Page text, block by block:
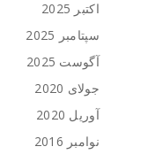
اکتبر 2025
سپتامبر 2025
آگوست 2025
جولای 2020
آوریل 2020
نوامبر 2016